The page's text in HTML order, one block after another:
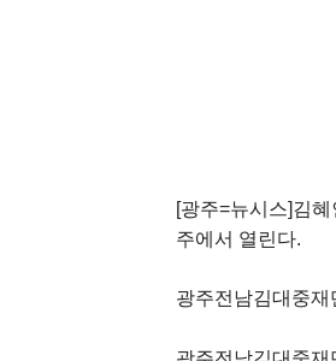
[광주=뉴시스]김
주에서 열린다.
광주전남김대중